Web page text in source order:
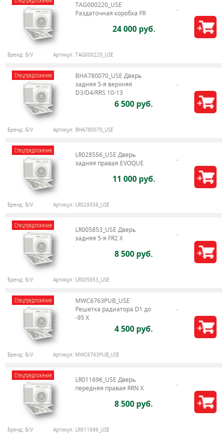
TAG000220_USE
Раздаточная коробка FR
24 000 руб.
Бренд: Б/У Артикул: TAG000220_USE
Спецпредложение
BHA780070_USE Дверь
задняя 5-я верхняя
D3/D4/RRS 10-13
6 500 руб.
Бренд: Б/У Артикул: BHA780070_USE
Спецпредложение
LR028556_USE Дверь
задняя правая EVOQUE
11 000 руб.
Бренд: Б/У Артикул: LR028556_USE
Спецпредложение
LR005853_USE Дверь
задняя 5-я FR2 X
8 500 руб.
Бренд: Б/У Артикул: LR005853_USE
Спецпредложение
MWC6763PUB_USE
Решетка радиатора D1 до
-95 X
4 500 руб.
Бренд: Б/У Артикул: MWC6763PUB_USE
Спецпредложение
LR011696_USE Дверь
передняя правая RRN X
8 500 руб.
Бренд: Б/У Артикул: LR011696_USE